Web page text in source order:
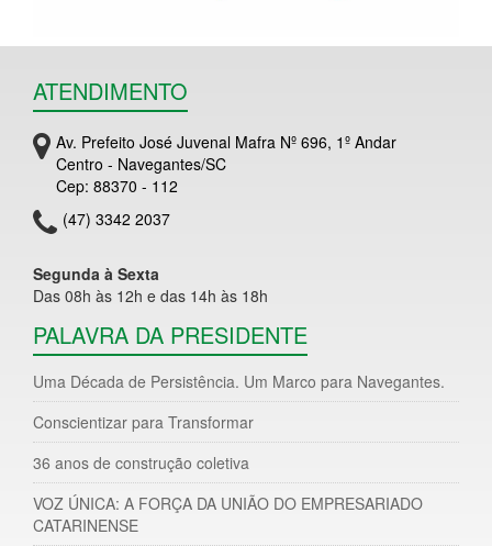
ATENDIMENTO
Av. Prefeito José Juvenal Mafra Nº 696, 1º Andar
Centro - Navegantes/SC
Cep: 88370 - 112
(47) 3342 2037
Segunda à Sexta
Das 08h às 12h e das 14h às 18h
PALAVRA DA PRESIDENTE
Uma Década de Persistência. Um Marco para Navegantes.
Conscientizar para Transformar
36 anos de construção coletiva
VOZ ÚNICA: A FORÇA DA UNIÃO DO EMPRESARIADO
CATARINENSE